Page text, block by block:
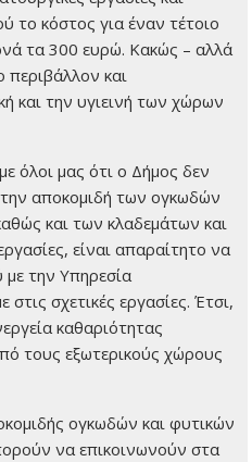
το κόστος για έναν τέτοιο
τα 300 ευρώ. Κακώς – αλλά
και
και την υγιεινή των χώρων
όλοι μας ότι ο Δήμος δεν
αποκομιδή των ογκωδών
και των κλαδεμάτων και
είναι απαραίτητο να
με την Υπηρεσία
σχετικές εργασίες. Έτσι,
καθαριότητας
τους εξωτερικούς χώρους
ογκωδών και φυτικών
να επικοινωνούν στα